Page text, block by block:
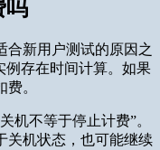
吗
合新用户测试的原因之
例存在时间计算。如果
。
机不等于停止计费”。
关机状态，也可能继续